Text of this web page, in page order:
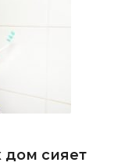
дом сияет